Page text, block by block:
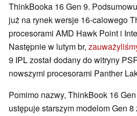
ThinkBooka 16 Gen 9.
już na rynek wersje 16-calowego
procesorami AMD Hawk Point i
Następnie w lutym br,
9 IPL został dodany do witryny
nowszymi procesorami Panther
Pomimo nazwy, ThinkBook 16
ustępuje starszym modelom Gen